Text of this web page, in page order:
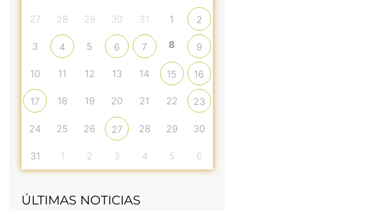
27 28 29 30 31 1 2
3 4 5 6 7 8 9
10 11 12 13 14 15 16
17 18 19 20 21 22 23
24 25 26 27 28 29 30
31 1 2 3 4 5 6
ÚLTIMAS NOTICIAS